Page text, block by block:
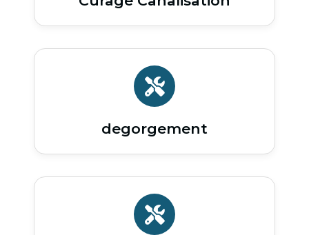
degorgement